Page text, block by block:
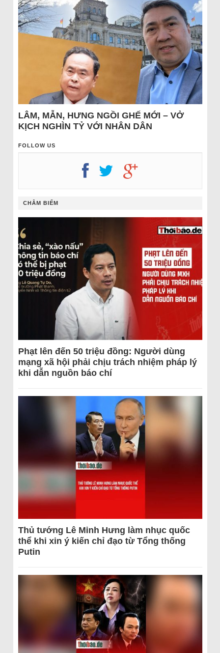
LÂM, MẪN, HƯNG NGỒI GHẾ MỚI – VỞ
KỊCH NGHÌN TỶ VỚI NHÂN DÂN
FOLLOW US
CHÂM BIẾM
Phạt lên đến 50 triệu đồng: Người dùng
mạng xã hội phải chịu trách nhiệm pháp lý
khi dẫn nguồn báo chí
Thủ tướng Lê Minh Hưng làm nhục quốc
thể khi xin ý kiến chỉ đạo từ Tổng thống
Putin